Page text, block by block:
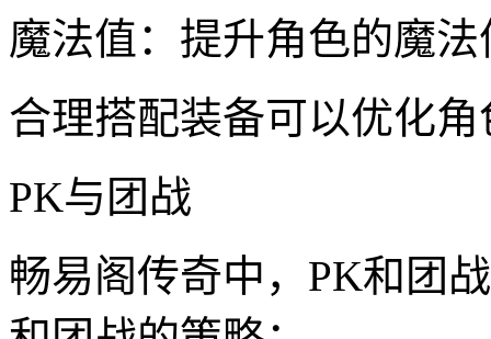
魔法值：提升角色的魔法
合理搭配装备可以优化
PK与团战
畅易阁传奇中，PK和团